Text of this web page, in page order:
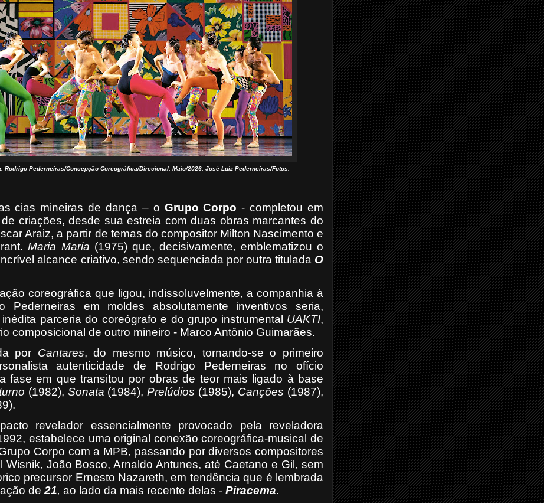
Rodrigo Pederneiras/Concepção Coreográfica/Direcional. Maio/2026. José Luiz Pederneiras/Fotos.
cias mineiras de dança – o Grupo Corpo - completou em
criações, desde sua estreia com duas obras marcantes do
Araiz, a partir de temas do compositor Milton Nascimento e
Maria Maria (1975) que, decisivamente, emblematizou o
alcance criativo, sendo sequenciada por outra titulada O
coreográfica que ligou, indissoluvelmente, a companhia à
Pederneiras em moldes absolutamente inventivos seria,
parceria do coreógrafo e do grupo instrumental UAKTI,
composicional de outro mineiro - Marco Antônio Guimarães.
por Cantares, do mesmo músico, tornando-se o primeiro
autenticidade de Rodrigo Pederneiras no ofício
fase em que transitou por obras de teor mais ligado à base
(1982), Sonata (1984),Prelúdios (1985), Canções (1987),
revelador essencialmente provocado pela reveladora
estabelece uma original conexão coreográfica-musical de
Corpo com a MPB, passando por diversos compositores
Wisnik, João Bosco, Arnaldo Antunes, até Caetano e Gil, sem
precursor Ernesto Nazareth, em tendência que é lembrada
de 21, ao lado da mais recente delas - Piracema.